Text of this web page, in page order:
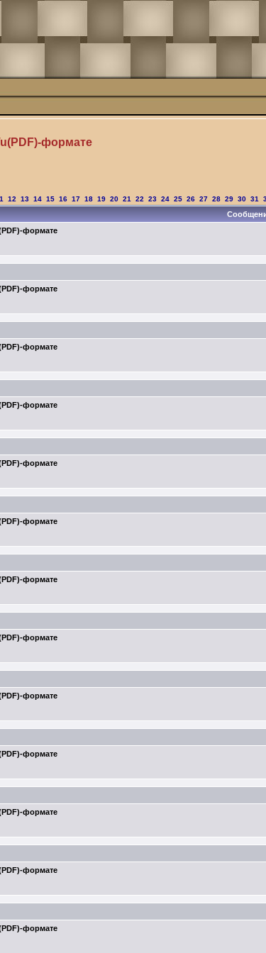
формате
12 13 14 15 16 17 18 19 20 21 22 23 24 25 26 27 28 29 30 31
формате
формате
формате
формате
формате
формате
формате
формате
формате
формате
формате
формате
формате